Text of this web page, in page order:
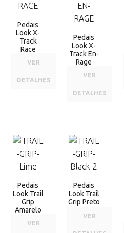
Pedais
Look X-
Track
Race
VER
DETALHES
Pedais
Look X-
Track En-
Rage
VER
DETALHES
Pedais
Look Trail
Grip
Amarelo
VER
Pedais
Look Trail
Grip Preto
VER